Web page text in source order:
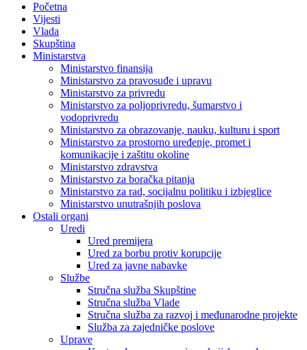
Početna
Vijesti
Vlada
Skupština
Ministarstva
Ministarstvo finansija
Ministarstvo za pravosuđe i upravu
Ministarstvo za privredu
Ministarstvo za poljoprivredu, šumarstvo i
vodoprivredu
Ministarstvo za obrazovanje, nauku, kulturu i sport
Ministarstvo za prostorno uređenje, promet i
komunikacije i zaštitu okoline
Ministarstvo zdravstva
Ministarstvo za boračka pitanja
Ministarstvo za rad, socijalnu politiku i izbjeglice
Ministarstvo unutrašnjih poslova
Ostali organi
Uredi
Ured premijera
Ured za borbu protiv korupcije
Ured za javne nabavke
Službe
Stručna služba Skupštine
Stručna služba Vlade
Stručna služba za razvoj i međunarodne projekte
Služba za zajedničke poslove
Uprave